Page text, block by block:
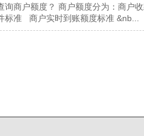
询商户额度？ 商户额度分为：商
标准 商户实时到账额度标准 &nb...